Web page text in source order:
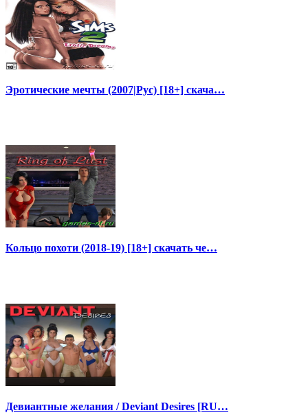
Эротические мечты (2007|Рус) [18+] скача…
Кольцо похоти (2018-19) [18+] скачать че…
Девиантные желания / Deviant Desires [RU…